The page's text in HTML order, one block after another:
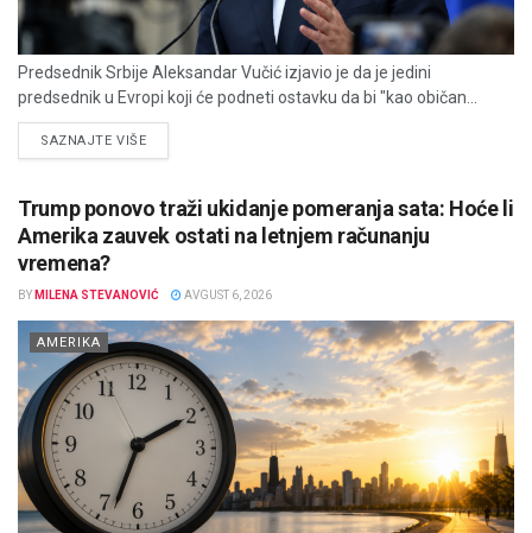
Predsednik Srbije Aleksandar Vučić izjavio je da je jedini
predsednik u Evropi koji će podneti ostavku da bi "kao običan...
SAZNAJTE VIŠEDETAILS
Trump ponovo traži ukidanje pomeranja sata: Hoće li
Amerika zauvek ostati na letnjem računanju
vremena?
BY MILENA STEVANOVIĆ AVGUST 6, 2026
AMERIKA